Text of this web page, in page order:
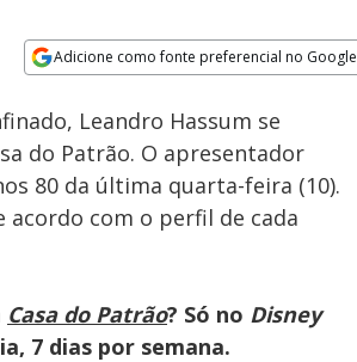
Adicione como fonte preferencial no Google
Velocidade
Leandro Hassum se
do Patrão. O apresentador
80 da última quarta-feira (10).
acordo com o perfil de cada
Casa do Patrão? Só no Disney
7 dias por semana.